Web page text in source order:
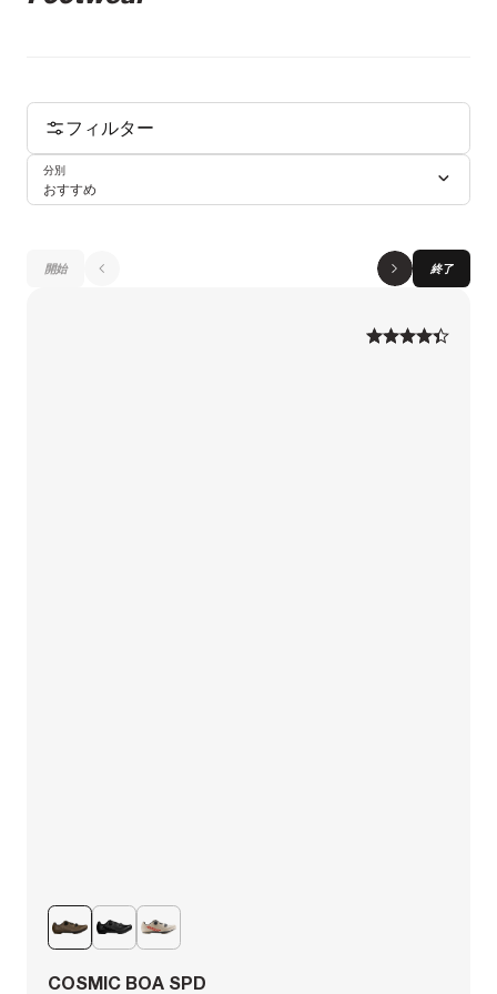
フィルター
おすすめ
分別
開始 終了
1 2 3 4 5
1 2 3 4 5
COSMIC BOA SPD